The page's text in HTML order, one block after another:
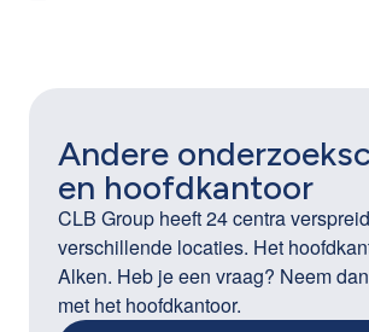
Andere
en hoofdkantoor
CLB Group heeft 24 centra
verschillende locaties. Het
Alken. Heb je een vraag? Neem
met het hoofdkantoor.